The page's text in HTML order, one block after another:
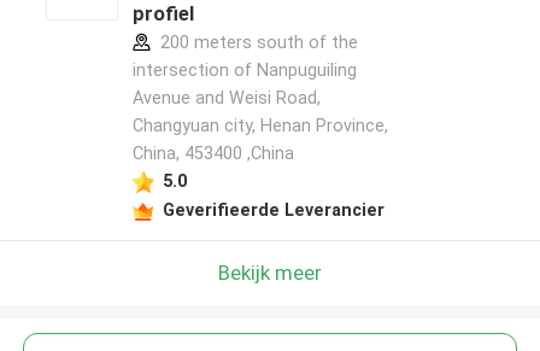
profiel
200 meters south of the
intersection of Nanpuguiling
Avenue and Weisi Road,
Changyuan city, Henan Province,
China, 453400 ,China
5.0
Geverifieerde Leverancier
Bekijk meer